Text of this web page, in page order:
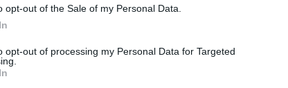
opt-out of the Sale of my Personal Data.
opt-out of processing my Personal Data for Targeted
un procedimento giudiziario in corso. La
in Italia per capire per quale
fondamentali sul trattamento dei
presenterà delle proteste formali.
avviate, magari in ritardo come